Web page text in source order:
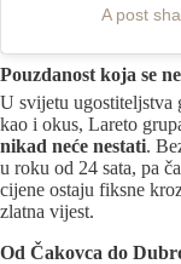
A post
Pouzdanost koja se
U svijetu ugostiteljstva
kao i okus, Lareto
nikad neće nestati.
u roku od 24 sata, pa
cijene ostaju fiksne
zlatna vijest.
Od Čakovca do